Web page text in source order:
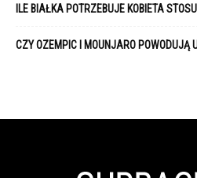
ILE BIAŁKA POTRZEBUJE KOBIETA
CZY OZEMPIC I MOUNJARO POWODUJĄ